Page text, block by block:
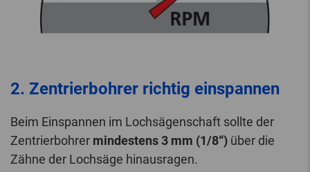
2. Zentrierbohrer richtig einspannen
Beim Einspannen im Lochsägenschaft sollte der
Zentrierbohrer mindestens 3 mm (1/8“) über die
Zähne der Lochsäge hinausragen.